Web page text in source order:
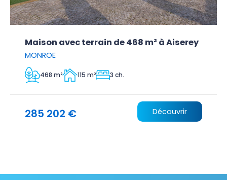
Maison avec terrain de 468 m² à Aiserey
MONROE
468 m² 115 m² 3 ch.
285 202 € Découvrir